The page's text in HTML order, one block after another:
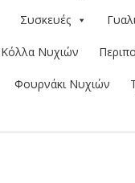
Συσκευές
Κόλλα Νυχιών
Φουρνάκι Νυχιών